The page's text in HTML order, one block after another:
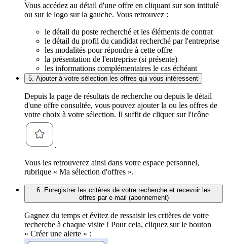
Vous accédez au détail d'une offre en cliquant sur son intitulé
ou sur le logo sur la gauche. Vous retrouvez :
le détail du poste recherché et les éléments de contrat
le détail du profil du candidat recherché par l'entreprise
les modalités pour répondre à cette offre
la présentation de l'entreprise (si présente)
les informations complémentaires le cas échéant
5. Ajouter à votre sélection les offres qui vous intéressent
Depuis la page de résultats de recherche ou depuis le détail
d'une offre consultée, vous pouvez ajouter la ou les offres de
votre choix à votre sélection. Il suffit de cliquer sur l'icône
.
Vous les retrouverez ainsi dans votre espace personnel,
rubrique « Ma sélection d'offres ».
6. Enregistrer les critères de votre recherche et recevoir les
offres par e-mail (abonnement)
Gagnez du temps et évitez de ressaisir les critères de votre
recherche à chaque visite ! Pour cela, cliquez sur le bouton
« Créer une alerte » :